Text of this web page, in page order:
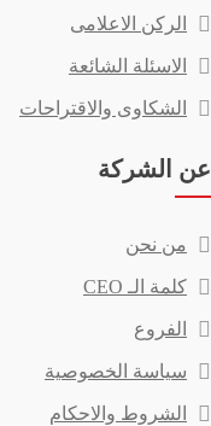
الركن الاعلامى
الاسئلة الشائعة
الشكاوى والاقتراحات
عن الشركة
من نحن
كلمة الـ CEO
الفروع
سياسة الخصوصية
الشروط والاحكام